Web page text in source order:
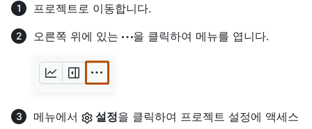
프로젝트로 이동합니다.
오른쪽 위에 있는
을 클릭하여 메뉴를 엽니다.
메뉴에서 설정을 클릭하여 프로젝트 설정에 액세스